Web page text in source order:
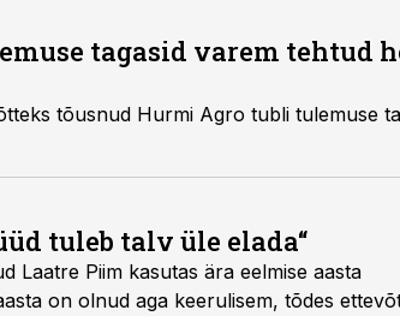
tagasid varem tehtud
tõusnud Hurmi Agro tubli tulemuse
tuleb talv üle elada“
Laatre Piim kasutas ära eelmise aasta
on olnud aga keerulisem, tõdes